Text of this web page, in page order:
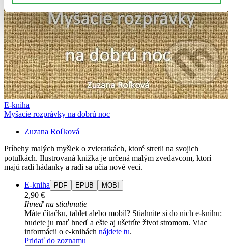
E-kniha
Myšacie rozprávky na dobrú noc
Zuzana Roľková
Príbehy malých myšiek o zvieratkách, ktoré stretli na svojich
potulkách. Ilustrovaná knižka je určená malým zvedavcom, ktorí
majú radi hádanky a radi sa učia nové veci.
E-kniha PDF EPUB MOBI
2,90 €
Ihneď na stiahnutie
Máte čítačku, tablet alebo mobil? Stiahnite si do nich e-knihu:
budete ju mať hneď a ešte aj ušetríte život stromom. Viac
informácii o e-knihách nájdete tu.
Pridať do zoznamu